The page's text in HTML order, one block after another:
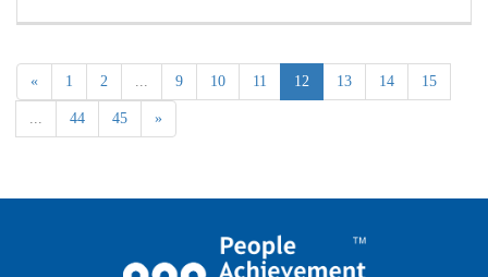
« 1 2 ... 9 10 11 12 13 14 15
... 44 45 »